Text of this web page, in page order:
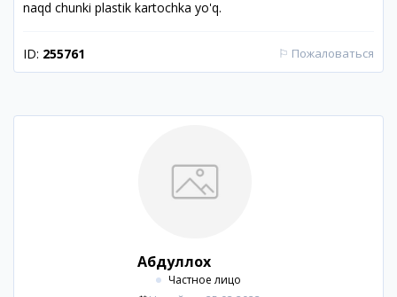
naqd chunki plastik kartochka yo'q.
ID: 255761 ⚐ Пожаловаться
Абдуллох
Частное лицо